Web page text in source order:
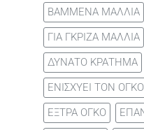
ΒΑΜΜΕΝΑ ΜΑΛΛΙΑ
ΓΙΑ ΓΚΡΙΖΑ ΜΑΛΛΙΑ
ΔΥΝΑΤΟ ΚΡΑΤΗΜΑ
ΕΝΙΣΧΥΕΙ ΤΟΝ ΟΓΚΟ
ΕΞΤΡΑ ΟΓΚΟ